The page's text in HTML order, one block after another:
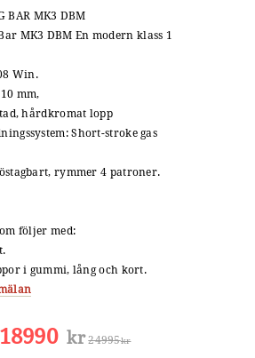
BAR MK3 DBM
MK3 DBM En modern klass 1
Win.
mm,
hårdkromat lopp
Short-stroke gas
rymmer 4 patroner.
följer med:
i gummi, lång och kort.
18990 kr 24995kr